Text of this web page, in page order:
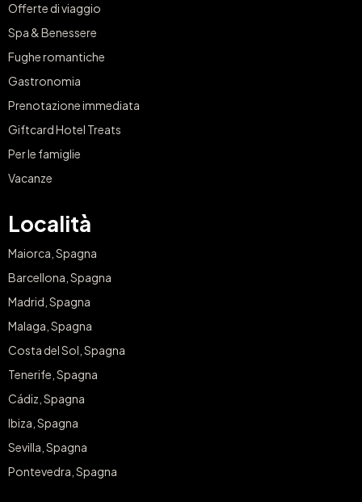
Offerte di viaggio
Spa & Benessere
Fughe romantiche
Gastronomia
Prenotazione immediata
Giftcard Hotel Treats
Per le famiglie
Vacanze
Località
Maiorca, Spagna
Barcellona, Spagna
Madrid, Spagna
Malaga, Spagna
Costa del Sol, Spagna
Tenerife, Spagna
Cádiz, Spagna
Ibiza, Spagna
Sevilla, Spagna
Pontevedra, Spagna